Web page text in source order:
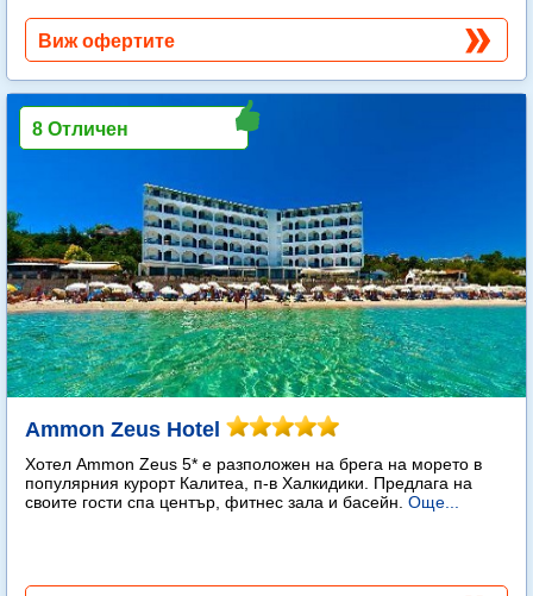
Виж офертите
Ammon Zeus Hotel
Хотел Ammon Zeus 5* е разположен на брега на морето в
популярния курорт Калитеа, п-в Халкидики. Предлага на
своите гости спа център, фитнес зала и басейн. Още...
8 Отличен